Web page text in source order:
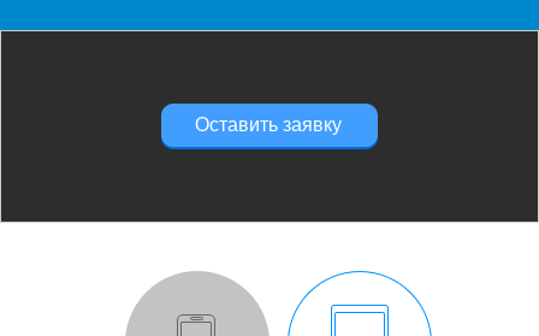
Оставить заявку